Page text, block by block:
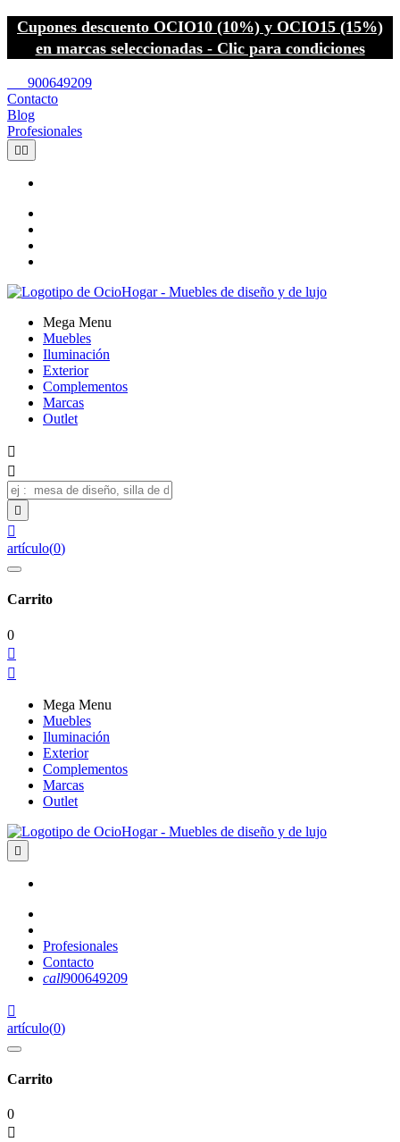
Cupones descuento OCIO10 (10%) y OCIO15 (15%)
en marcas seleccionadas - Clic para condiciones
900649209
Contacto
Blog
Profesionales
 
Mega Menu
Muebles
Iluminación
Exterior
Complementos
Marcas
Outlet




artículo(0)
Carrito
0


Mega Menu
Muebles
Iluminación
Exterior
Complementos
Marcas
Outlet

Profesionales
Contacto
call900649209

artículo(0)
Carrito
0
